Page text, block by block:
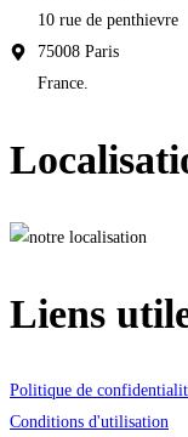
10 rue de penthievre
75008 Paris
France.
Liens
Politique de
Conditions d'utilisation